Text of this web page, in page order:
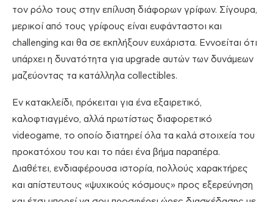
τον ρόλο τους στην επίλυση διάφορων γρίφων. Σίγουρα,
μερικοί από τους γρίφους είναι ευφάνταστοι και
challenging και θα σε εκπλήξουν ευχάριστα. Εννοείται ότι
υπάρχει η δυνατότητα για upgrade αυτών των δυνάμεων
μαζεύοντας τα κατάλληλα collectibles.
Εν κατακλείδι, πρόκειται για ένα εξαιρετικό,
καλοφτιαγμένο, αλλά πρωτίστως διαφορετικό
videogame, το οποίο διατηρεί όλα τα καλά στοιχεία του
προκατόχου του και το πάει ένα βήμα παραπέρα.
Διαθέτει, ενδιαφέρουσα ιστορία, πολλούς χαρακτήρες
και απίστευτους «ψυχικούς κόσμους» προς εξερεύνηση